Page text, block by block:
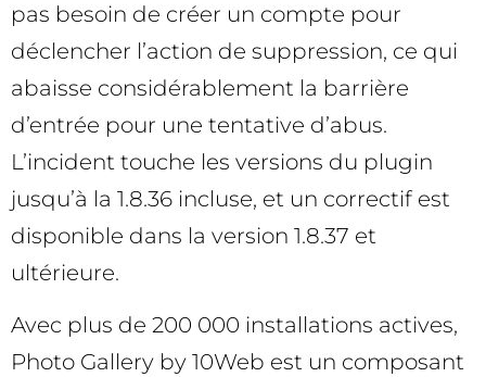
pas besoin de créer un compte pour
déclencher l’action de suppression, ce qui
abaisse considérablement la barrière
d’entrée pour une tentative d’abus.
L’incident touche les versions du plugin
jusqu’à la 1.8.36 incluse, et un correctif est
disponible dans la version 1.8.37 et
ultérieure.
Avec plus de 200 000 installations actives,
Photo Gallery by 10Web est un composant